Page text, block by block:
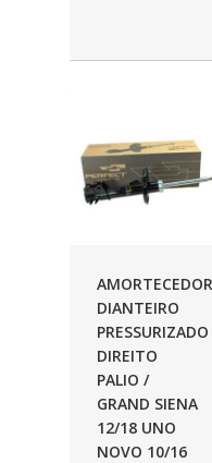
AMORTECEDOR
DIANTEIRO
PRESSURIZADO
DIREITO
PALIO /
GRAND SIENA
12/18 UNO
NOVO 10/16